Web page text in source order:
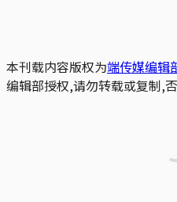
本刊载内容版权为端传媒编辑
编辑部授权,请勿转载或复制,否